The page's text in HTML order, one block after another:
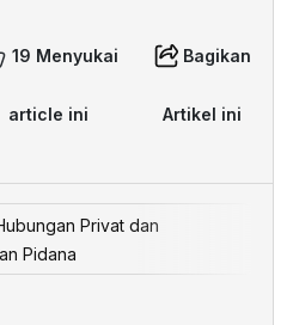
19 Menyukai
article ini
Bagikan
Artikel ini
Privat dan
Pidana